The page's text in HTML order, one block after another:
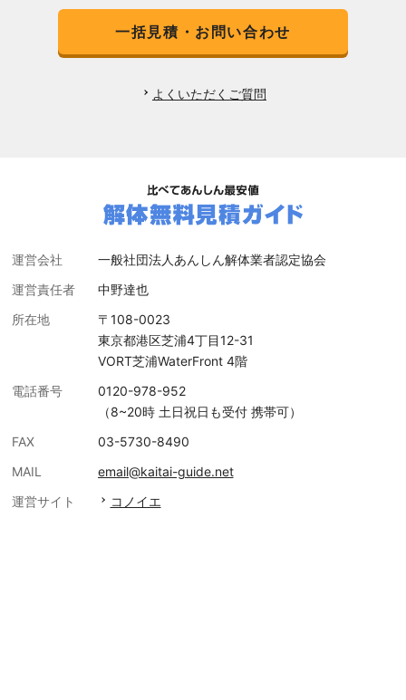
一括見積・お問い合わせ
よくいただくご質問
運営会社
一般社団法人あんしん解体業者認定協会
運営責任者
中野達也
所在地
〒108-0023
東京都港区芝浦4丁目12-31
VORT芝浦WaterFront 4階
電話番号
0120-978-952
（8~20時 土日祝日も受付 携帯可）
FAX
03-5730-8490
MAIL
email@kaitai-guide.net
運営サイト
コノイエ